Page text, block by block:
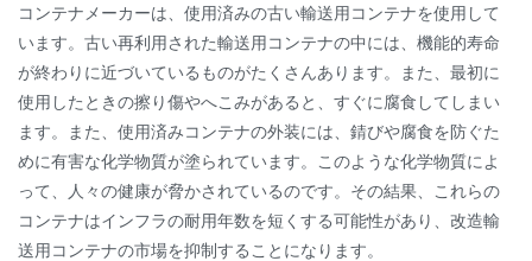
コンテナメーカーは、使用済みの古い輸送用コンテナを使用して
います。古い再利用された輸送用コンテナの中には、機能的寿命
が終わりに近づいているものがたくさんあります。また、最初に
使用したときの擦り傷やへこみがあると、すぐに腐食してしまい
ます。また、使用済みコンテナの外装には、錆びや腐食を防ぐた
めに有害な化学物質が塗られています。このような化学物質によ
って、人々の健康が脅かされているのです。その結果、これらの
コンテナはインフラの耐用年数を短くする可能性があり、改造輸
送用コンテナの市場を抑制することになります。